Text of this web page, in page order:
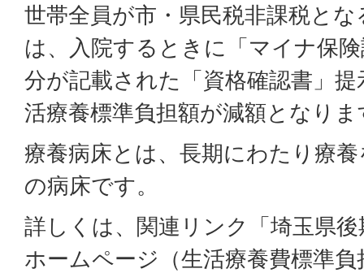
世帯全員が市・県民税非課税と
は、入院するときに「マイナ保
分が記載された「資格確認書」
活療養標準負担額が減額となりま
療養病床とは、長期にわたり療
の病床です。
詳しくは、関連リンク「埼玉県
ホームページ（生活療養費標準